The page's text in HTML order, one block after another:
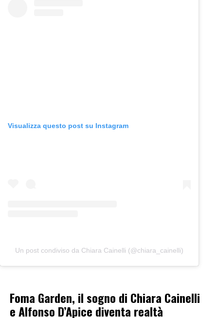
Visualizza questo post su Instagram
Un post condiviso da Chiara Cainelli (@chiara_cainelli)
Foma Garden, il sogno di Chiara Cainelli
e Alfonso D’Apice diventa realtà